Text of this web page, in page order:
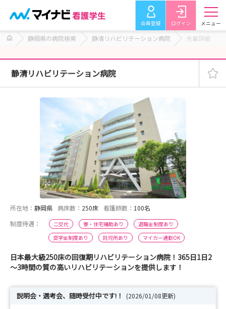
会員登録 ログイン メニュー
静岡県の病院検索 静清リハビリテーション病院 先輩詳細
静清リハビリテーション病院
所在地： 静岡県 病床数： 250床 看護師数： 100名
制度待遇：
二交代 寮・住宅補助あり
退職金制度あり
奨学金制度あり
託児所あり マイカー通勤OK
日本最大級250床の回復期リハビリテーション病院！365日1日2
～3時間の質の高いリハビリテーションを提供します！
説明会・選考会、随時受付中です!！ (2026/01/08更新)